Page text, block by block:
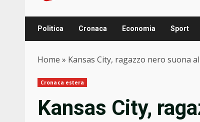
Politica Cronaca Economia Sport
Home » Kansas City, ragazzo nero suona
Cronaca estera
Kansas City,